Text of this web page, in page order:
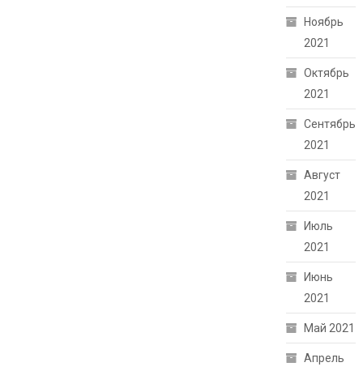
Ноябрь
2021
Октябрь
2021
Сентябрь
2021
Август
2021
Июль
2021
Июнь
2021
Май 2021
Апрель